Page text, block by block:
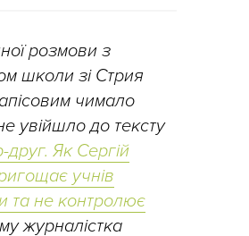
розмови з
школи зі Стрия
чимало
увійшло до тексту
друг. Як Сергій
учнів
та не контролює
журналістка